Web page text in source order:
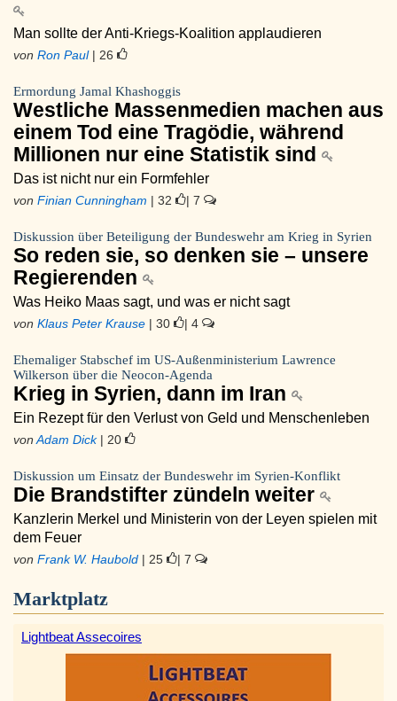
Man sollte der Anti-Kriegs-Koalition applaudieren
von Ron Paul| 26
Ermordung Jamal Khashoggis
Westliche Massenmedien machen aus
einem Tod eine Tragödie, während
Millionen nur eine Statistik sind
Das ist nicht nur ein Formfehler
von Finian Cunningham | 32 | 7
Diskussion über Beteiligung der Bundeswehr am Krieg in Syrien
So reden sie, so denken sie – unsere
Regierenden
Was Heiko Maas sagt, und was er nicht sagt
von Klaus Peter Krause | 30 | 4
Ehemaliger Stabschef im US-Außenministerium Lawrence
Wilkerson über die Neocon-Agenda
Krieg in Syrien, dann im Iran
Ein Rezept für den Verlust von Geld und Menschenleben
von Adam Dick| 20
Diskussion um Einsatz der Bundeswehr im Syrien-Konflikt
Die Brandstifter zündeln weiter
Kanzlerin Merkel und Ministerin von der Leyen spielen mit
dem Feuer
von Frank W. Haubold | 25 | 7
Marktplatz
Lightbeat Assecoires